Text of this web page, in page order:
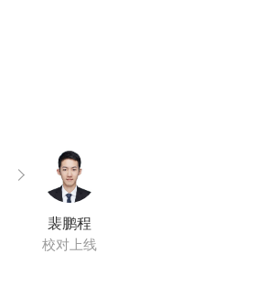
裴鹏程
校对上线